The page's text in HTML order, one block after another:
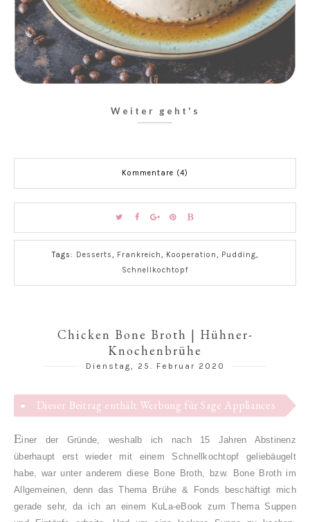
Weiter geht's
Kommentare (4)
Tags: Desserts, Frankreich, Kooperation, Pudding,
Schnellkochtopf
Chicken Bone Broth | Hühner-
Knochenbrühe
Dienstag, 25. Februar 2020
Dieser Beitrag enthält Werbung für Sage Appliances
Einer der Gründe, weshalb ich nach 15 Jahren Abstinenz
überhaupt erst wieder mit einem Schnellkochtopf geliebäugelt
habe, war unter anderem diese Bone Broth, bzw. Bone Broth im
Allgemeinen, denn das Thema Brühe & Fonds beschäftigt mich
gerade sehr, da ich an einem KuLa-eBook zum Thema Suppen